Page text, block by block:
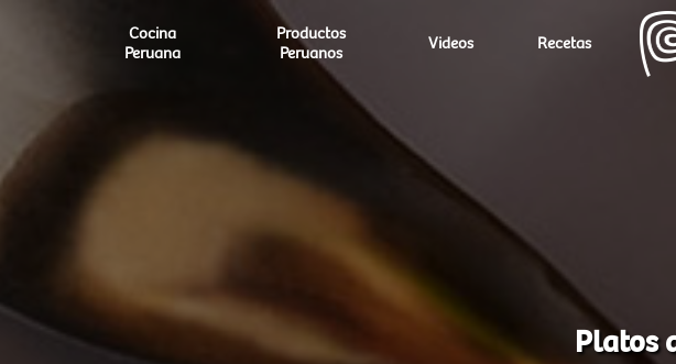
Cocina
Peruana
Productos
Peruanos
Videos Recetas
Platos